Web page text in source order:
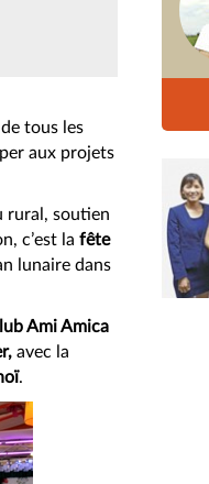
tous les
aux projets
rural, soutien
c’est la fête
lunaire dans
Ami Amica
avec la
.